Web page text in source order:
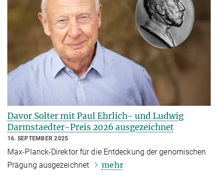
Davor Solter mit Paul Ehrlich- und Ludwig
Darmstaedter-Preis 2026 ausgezeichnet
16. SEPTEMBER 2025
Max-Planck-Direktor für die Entdeckung der genomischen
Prägung ausgezeichnet
mehr